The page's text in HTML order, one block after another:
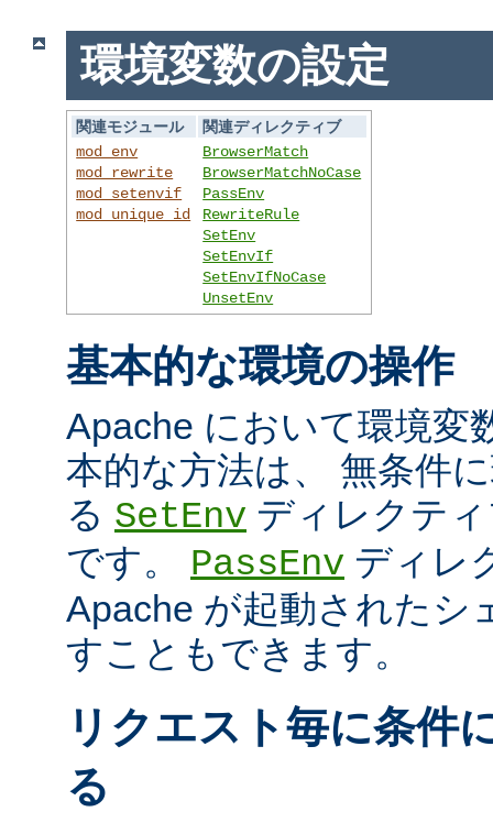
環境変数の設定
関連モジュール
関連ディレクティブ
mod_env
mod_rewrite
mod_setenvif
mod_unique_id
BrowserMatch
BrowserMatchNoCase
PassEnv
RewriteRule
SetEnv
SetEnvIf
SetEnvIfNoCase
UnsetEnv
基本的な環境の操作
Apache において環境変
本的な方法は、 無条件
る SetEnv ディレクテ
です。 PassEnv ディレ
Apache が起動されたシ
すこともできます。
リクエスト毎に条件
る